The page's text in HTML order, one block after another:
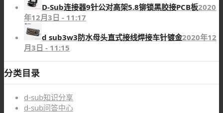
D-Sub连接器9针公对高架5.8铆锁黑胶接PCB板2020
年12月3日 - 11:17
d sub3w3防水母头直式接线焊接车针镀金2020年12
月3日 - 11:15
分类目录
d-sub知识分享
d-sub问答中心